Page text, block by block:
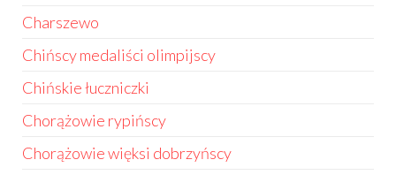
Charszewo
Chińscy medaliści olimpijscy
Chińskie łuczniczki
Chorążowie rypińscy
Chorążowie więksi dobrzyńscy